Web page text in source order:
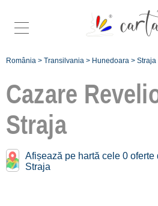
România > Transilvania > Hunedoara > Straja
Cazare
Straja
Afișează pe hartă cele 0
Straja
unitate de